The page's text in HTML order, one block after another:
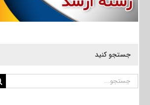
جستجو کنید
جستجو